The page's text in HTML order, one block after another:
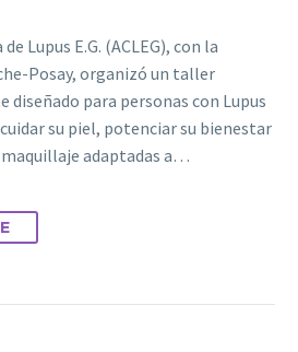
Lupus E.G. (ACLEG), con la
Posay, organizó un taller
para personas con Lupus
su piel, potenciar su bienestar
adaptadas a…